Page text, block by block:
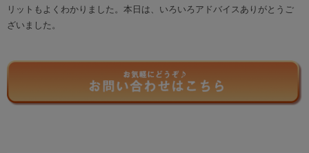
リットもよくわかりました。本日は、いろいろアドバイスありがとうご
ざいました。